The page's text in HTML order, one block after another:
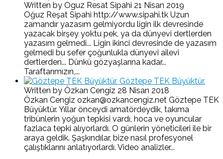
Written by Oguz Resat Sipahi 21 Nisan 2019
Oğuz Reşat Sipahi http://www.sipahi.tk Uzun
zamandır yazasım gelmiyordu ligin ilk devresinde
yazacak birşey yoktu pek, ya da dünyevi dertlerden
yazasım gelmedi... Ligin ikinci devresinde de yazasım
gelmedi bu sefer çoğunlukla dünyevi ailevi
dertlerden... Dünkü gözyaşlarına kadar...
Taraftarımızın,...
Göztepe TEK Büyüktür.
Written by Özkan Cengiz 28 Nisan 2018
Özkan Cengiz ozkan@ozkancengiz.net Göztepe TEK
Büyüktür. Yıllar önceydi amatördeydik, takıma
tribünlerin yoğun tepkisi vardı, hoca ve oyuncular
fazlaca tepki alıyorlardı. O günlerin yöneticileri ile bir
araya geldik. Şaşkındılar, bize nasıl profesyonel
çalıştıklarını anlatıyorlardı. Video analizler...